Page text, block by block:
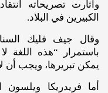
وأثارت تصريحاته
الكبيرين في البلاد.
وقال جيف فليك
باستمرار “هذه اللغة
يمكن تبريرها، ويجب أن
أما فريدريكا